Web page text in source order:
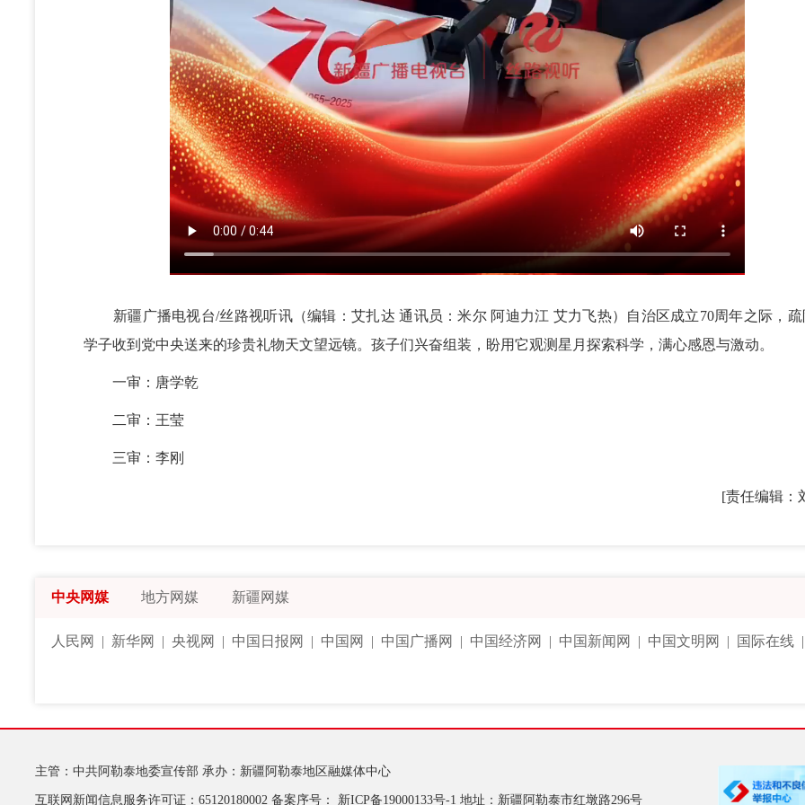
新疆广播电视台/丝路视听讯（编辑：艾扎达 通讯员：米尔 阿迪力江 艾力飞热）自治区成立70周年之际，疏
学子收到党中央送来的珍贵礼物天文望远镜。孩子们兴奋组装，盼用它观测星月探索科学，满心感恩与激动。
一审：唐学乾
二审：王莹
三审：李刚
[责任编辑：
中央网媒 地方网媒 新疆网媒
人民网 新华网 |央视网 中国日报网 中国网 中国广播网 中国经济网 中国新闻网 中国文明网 国际在线
主管：中共阿勒泰地委宣传部承办：新疆阿勒泰地区融媒体中心
互联网新闻信息服务许可证：65120180002备案序号： 新ICP备19000133号-1地址：新疆阿勒泰市红墩路296号